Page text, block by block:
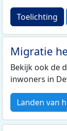
Toelichting
Migratie
Bekijk ook de
inwoners in
Landen van